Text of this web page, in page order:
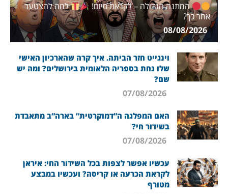
המתנה הגדולה – לקראת סיום!
למה להצטער
אחר כך?
08/08/2026
וינגייט חזר הביתה. איך קרה שהארכיון האישי
שלו נחת בספריה הלאומית בירושלים? ומה יש
שם?
האם המפלגה ה”דמוקרטית” בארה”ב מתאבדת
בשידור חי?
עכשיו אפשר לצפות בכל השידור החי: איראן
לקראת הכרעה או קריסה? ועכשיו במבצע
מטורף